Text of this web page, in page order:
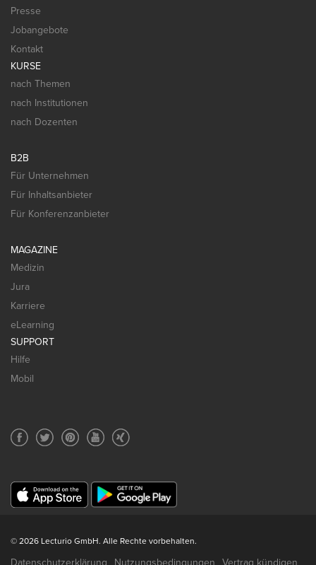
Presse
Jobangebote
Kontakt
KURSE
nach Themen
nach Institutionen
nach Dozenten
B2B
Für Unternehmen
Für Inhaltsanbieter
Für Konferenzanbieter
MAGAZINE
Medizin
Jura
Karriere
eLearning
SUPPORT
Hilfe
Mobil
© 2026 Lecturio GmbH. Alle Rechte vorbehalten.
Datenschutzerklärung Nutzungsbedingungen Vertrag kündigen